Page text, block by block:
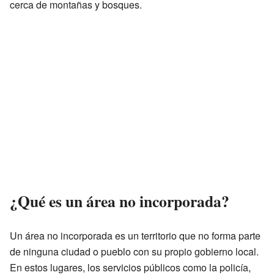
cerca de montañas y bosques.
¿Qué es un área no incorporada?
Un área no incorporada es un territorio que no forma parte
de ninguna ciudad o pueblo con su propio gobierno local.
En estos lugares, los servicios públicos como la policía,